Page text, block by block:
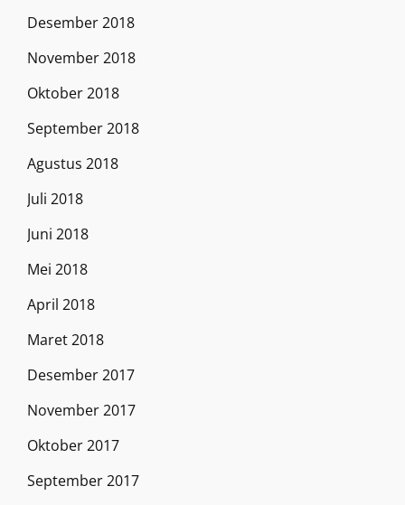
Desember 2018
November 2018
Oktober 2018
September 2018
Agustus 2018
Juli 2018
Juni 2018
Mei 2018
April 2018
Maret 2018
Desember 2017
November 2017
Oktober 2017
September 2017